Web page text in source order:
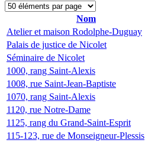
Nom
Atelier et maison Rodolphe-Duguay
Palais de justice de Nicolet
Séminaire de Nicolet
1000, rang Saint-Alexis
1008, rue Saint-Jean-Baptiste
1070, rang Saint-Alexis
1120, rue Notre-Dame
1125, rang du Grand-Saint-Esprit
115-123, rue de Monseigneur-Plessis